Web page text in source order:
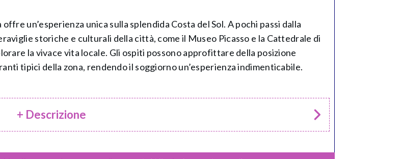
un’esperienza unica sulla splendida Costa del Sol. A pochi passi dalla
storiche e culturali della città, come il Museo Picasso e la Cattedrale di
la vivace vita locale. Gli ospiti possono approfittare della posizione
tipici della zona, rendendo il soggiorno un’esperienza indimenticabile.
+ Descrizione